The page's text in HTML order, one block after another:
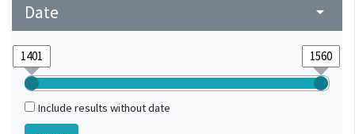
Date arrow_drop_down
Include results without date